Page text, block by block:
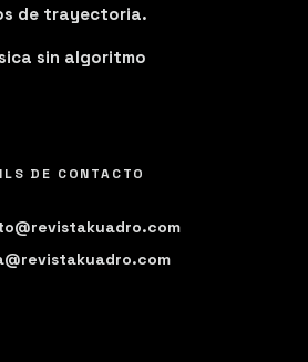
de trayectoria.
sin algoritmo
DE CONTACTO